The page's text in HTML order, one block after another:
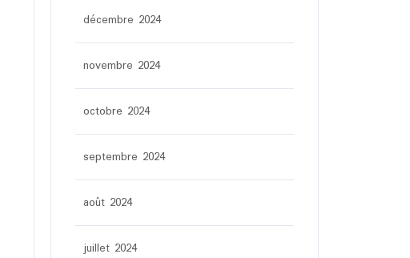
décembre 2024
novembre 2024
octobre 2024
septembre 2024
août 2024
juillet 2024